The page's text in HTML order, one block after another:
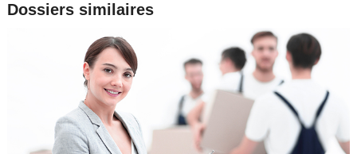
Dossiers similaires